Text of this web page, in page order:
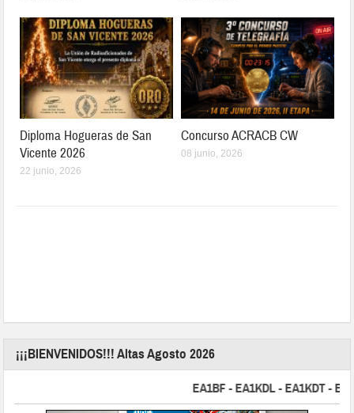
Diploma Hogueras de San
Vicente 2026
22 junio, 2026
Concurso ACRACB CW
08 junio, 2026
¡¡¡BIENVENIDOS!!! Altas Agosto 2026
EA1BF - EA1KDL - EA1KDT -